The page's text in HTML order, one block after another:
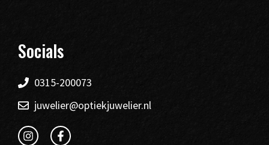
Socials
0315-200073
juwelier@optiekjuwelier.nl